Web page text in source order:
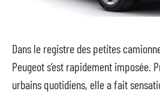
Dans le registre des petites
Peugeot s’est rapidement imposée.
urbains quotidiens, elle a fait